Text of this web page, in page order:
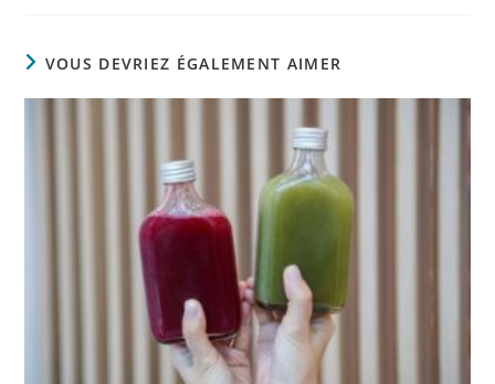
VOUS DEVRIEZ ÉGALEMENT AIMER